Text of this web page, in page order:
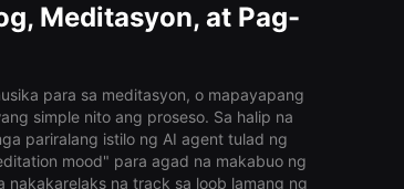
Meditasyon, at Pag-
para sa meditasyon, o mapayapang
simple nito ang proseso. Sa halip na
pariralang istilo ng AI agent tulad ng
mood" para agad na makabuo ng
nakakarelaks na track sa loob lamang ng